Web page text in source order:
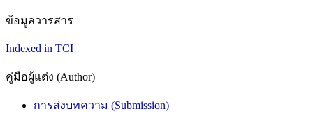
ข้อมูลวารสาร
Indexed in TCI
คู่มือผู้แต่ง (Author)
การส่งบทความ (Submission)